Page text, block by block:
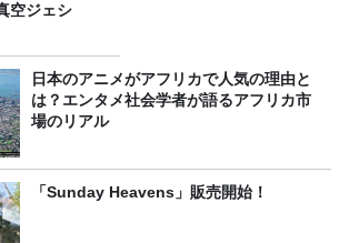
空ジェシ
日本のアニメがアフリカで人気の理由と
は？エンタメ社会学者が語るアフリカ市
場のリアル
「Sunday Heavens」販売開始！